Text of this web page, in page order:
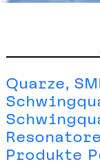
Quarze,
Produkte